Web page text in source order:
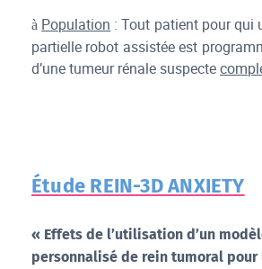
à Population : Tout patient pour qui
partielle robot assistée est
d’une tumeur rénale suspecte
Étude REIN-3D ANXIETY
« Effets de l’utilisation d’un
personnalisé de rein tumoral